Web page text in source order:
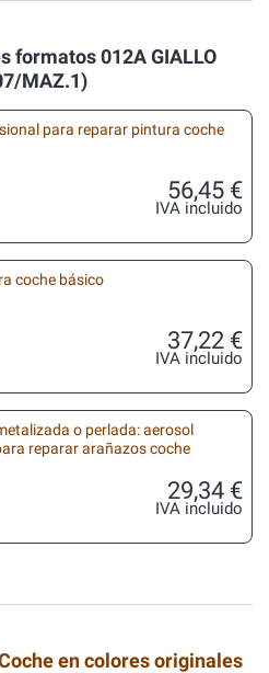
formatos 012A GIALLO
MAZ.1)
para reparar pintura coche
56,45 €
IVA incluido
coche básico
37,22 €
IVA incluido
o perlada: aerosol
reparar arañazos coche
29,34 €
IVA incluido
en colores originales